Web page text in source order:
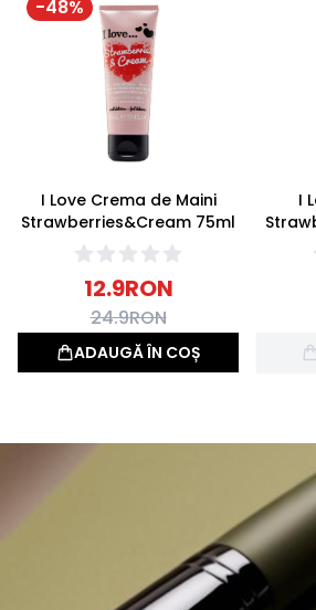
-48%
I Love Crema de Maini
Strawberries&Cream 75ml
12.9RON
24.9RON
ADAUGĂ ÎN COȘ
I